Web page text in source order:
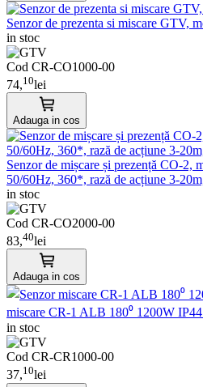
Senzor de prezenta si miscare GTV,
in stoc
Cod CR-CO1000-00
74,10lei
Adauga in cos
Senzor de mișcare și prezență CO-2,
50/60Hz, 360*, rază de acțiune 3-
in stoc
Cod CR-CO2000-00
83,40lei
Adauga in cos
miscare CR-1 ALB 180⁰ 1200W
in stoc
Cod CR-CR1000-00
37,10lei